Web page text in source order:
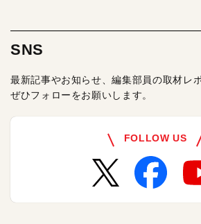
SNS
最新記事やお知らせ、編集部員の取材レ
ぜひフォローをお願いします。
FOLLOW US